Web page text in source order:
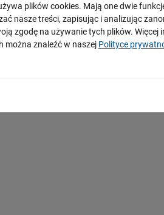
plików cookies. Mają one dwie
nasze treści, zapisując i analizując
zgodę na używanie tych plików.
można znaleźć w naszej Polityce